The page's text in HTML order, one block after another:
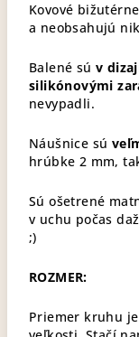
Kovové
a neobsahujú
Balené sú v
silikónovými
nevypadli.
Náušnice sú
hrúbke 2 mm,
Sú ošetrené
v uchu počas
;)
ROZMER:
Priemer kruhu